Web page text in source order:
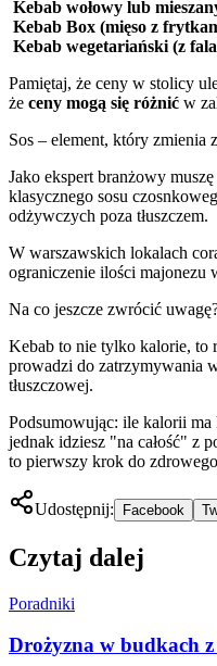
Kebab wołowy lub
Kebab Box (mięso z
Kebab wegetariański (z
Pamiętaj, że ceny w stolicy
że ceny mogą się różnić w
Sos – element, który zmienia
Jako ekspert branżowy
klasycznego sosu
odżywczych poza tłuszczem.
W warszawskich lokalach
ograniczenie ilości majonezu
Na co jeszcze zwrócić
Kebab to nie tylko kalorie, to
prowadzi do zatrzymywania
tłuszczowej.
Podsumowując: ile kalorii ma
jednak idziesz "na całość" z
to pierwszy krok do
Udostępnij: Facebook
Czytaj dalej
Poradniki
Drożyzna w budkach z